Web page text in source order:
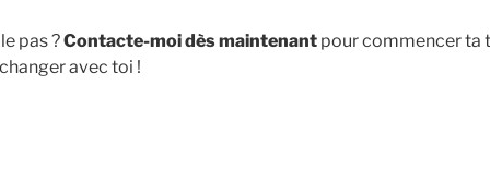
pas ?Contacte-moi dès maintenant pour commencer ta
avec toi !